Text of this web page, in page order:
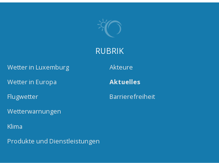
RUBRIK
Wetter in Luxemburg
Wetter in Europa
Flugwetter
Wetterwarnungen
Klima
Produkte und Dienstleistungen
Akteure
Aktuelles
Barrierefreiheit